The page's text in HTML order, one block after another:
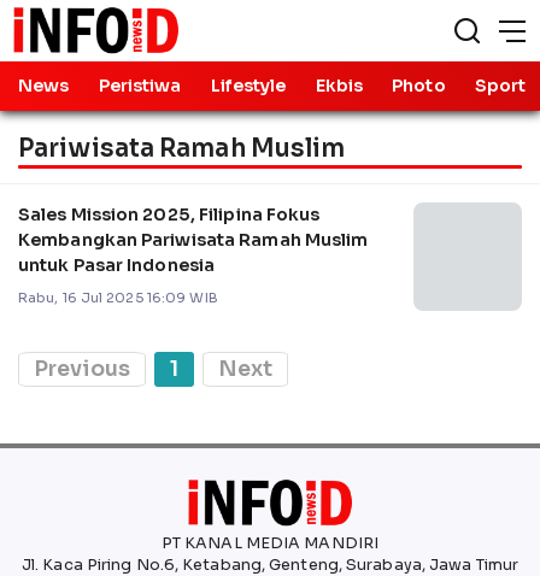
News Peristiwa Lifestyle Ekbis Photo Sport
Pariwisata Ramah Muslim
Sales Mission 2025, Filipina Fokus
Kembangkan Pariwisata Ramah Muslim
untuk Pasar Indonesia
Rabu, 16 Jul 2025 16:09 WIB
Previous 1 Next
PT KANAL MEDIA MANDIRI
Jl. Kaca Piring No.6, Ketabang, Genteng, Surabaya, Jawa Timur